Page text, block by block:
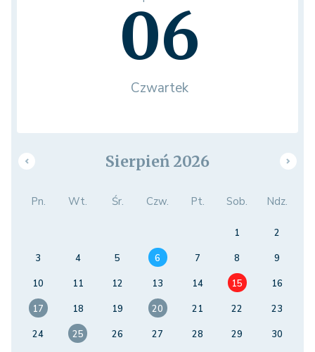
06
Czwartek
Sierpień 2026
Pn. Wt. Śr. Czw. Pt. Sob. Ndz.
1
2
3
4 5 6 7 8
9
10
11 12 13 14 15
16
17
18 19 20 21 22
23
24
25 26 27 28 29
30